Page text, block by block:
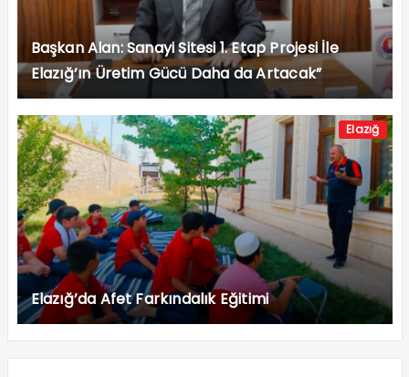
Başkan Alan: Sanayi Sitesi 1. Etap Projesi İle
Elazığ’ın Üretim Gücü Daha da Artacak”
Elazığ
Elazığ’da Afet Farkındalık Eğitimi